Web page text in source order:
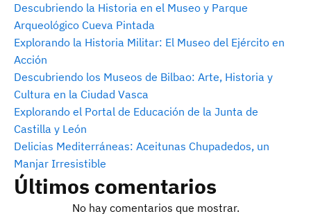
Descubriendo la Historia en el Museo y Parque
Arqueológico Cueva Pintada
Explorando la Historia Militar: El Museo del Ejército en
Acción
Descubriendo los Museos de Bilbao: Arte, Historia y
Cultura en la Ciudad Vasca
Explorando el Portal de Educación de la Junta de
Castilla y León
Delicias Mediterráneas: Aceitunas Chupadedos, un
Manjar Irresistible
Últimos comentarios
No hay comentarios que mostrar.